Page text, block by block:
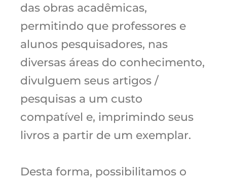
das obras acadêmicas,
permitindo que professores e
alunos pesquisadores, nas
diversas áreas do conhecimento,
divulguem seus artigos /
pesquisas a um custo
compatível e, imprimindo seus
livros a partir de um exemplar.
Desta forma, possibilitamos o